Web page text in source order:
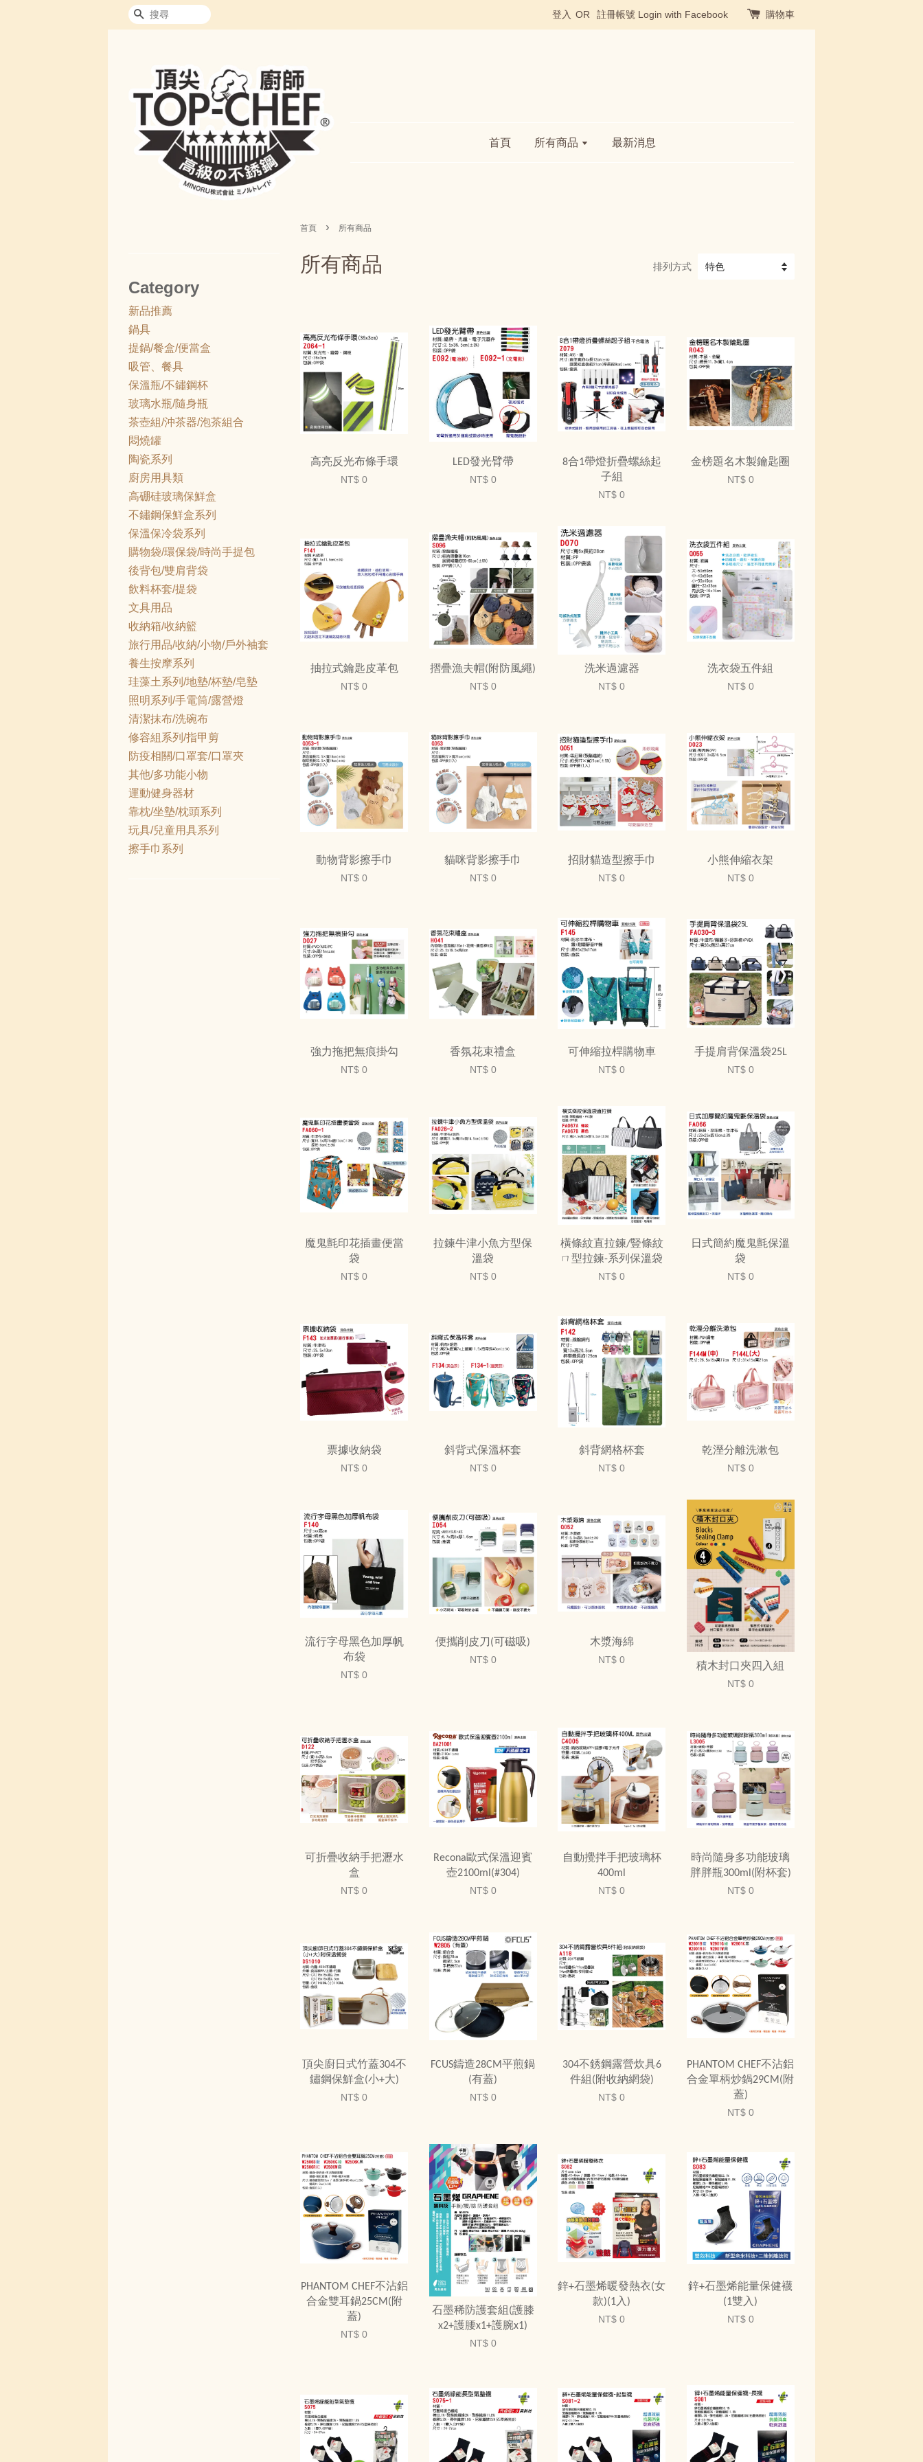
搜尋 登入 OR 註冊帳號 Login with Facebook 購物車
首頁 所有商品 最新消息
Category
新品推薦
鍋具
提鍋/餐盒/便當盒
吸管、餐具
保溫瓶/不鏽鋼杯
玻璃水瓶/隨身瓶
茶壺組/沖茶器/泡茶組合
悶燒罐
陶瓷系列
廚房用具類
高硼硅玻璃保鮮盒
不鏽鋼保鮮盒系列
保溫保冷袋系列
購物袋/環保袋/時尚手提包
後背包/雙肩背袋
飲料杯套/提袋
文具用品
收納箱/收納籃
旅行用品/收納/小物/戶外袖套
養生按摩系列
珪藻土系列/地墊/杯墊/皂墊
照明系列/手電筒/露營燈
清潔抹布/洗碗布
修容組系列/指甲剪
防疫相關/口罩套/口罩夾
其他/多功能小物
運動健身器材
靠枕/坐墊/枕頭系列
玩具/兒童用具系列
擦手巾系列
首頁 › 所有商品
所有商品 排列方式
高亮反光布條手環
NT$ 0
LED發光臂帶
NT$ 0
8合1帶燈折疊螺絲起
子組
NT$ 0
金榜題名木製鑰匙圈
NT$ 0
抽拉式鑰匙皮革包
NT$ 0
摺疊漁夫帽(附防風繩)
NT$ 0
洗米過濾器
NT$ 0
洗衣袋五件組
NT$ 0
動物背影擦手巾
NT$ 0
貓咪背影擦手巾
NT$ 0
招財貓造型擦手巾
NT$ 0
小熊伸縮衣架
NT$ 0
強力拖把無痕掛勾
NT$ 0
香氛花束禮盒
NT$ 0
可伸縮拉桿購物車
NT$ 0
手提肩背保溫袋25L
NT$ 0
魔鬼氈印花插畫便當
袋
NT$ 0
拉鍊牛津小魚方型保
溫袋
NT$ 0
橫條紋直拉鍊/豎條紋
ㄇ型拉鍊-系列保溫袋
NT$ 0
日式簡約魔鬼氈保溫
袋
NT$ 0
票據收納袋
NT$ 0
斜背式保溫杯套
NT$ 0
斜背網格杯套
NT$ 0
乾溼分離洗漱包
NT$ 0
流行字母黑色加厚帆
布袋
NT$ 0
便攜削皮刀(可磁吸)
NT$ 0
木漿海綿
NT$ 0
積木封口夾四入組
NT$ 0
可折疊收納手把瀝水
盒
NT$ 0
Recona歐式保溫迎賓
壺2100ml(#304)
NT$ 0
自動攪拌手把玻璃杯
400ml
NT$ 0
時尚隨身多功能玻璃
胖胖瓶300ml(附杯套)
NT$ 0
頂尖廚日式竹蓋304不
鏽鋼保鮮盒(小+大)
NT$ 0
FCUS鑄造28CM平煎鍋
(有蓋)
NT$ 0
304不銹鋼露營炊具6
件組(附收納網袋)
NT$ 0
PHANTOM CHEF不沾鋁
合金單柄炒鍋29CM(附
蓋)
NT$ 0
PHANTOM CHEF不沾鋁
合金雙耳鍋25CM(附
蓋)
NT$ 0
石墨稀防護套組(護膝
x2+護腰x1+護腕x1)
NT$ 0
鋅+石墨烯暖發熱衣(女
款)(1入)
NT$ 0
鋅+石墨烯能量保健襪
(1雙入)
NT$ 0